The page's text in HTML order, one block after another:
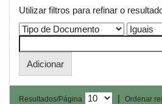
Utilizar filtros para refinar o
Resultados/Página |
Ordenar